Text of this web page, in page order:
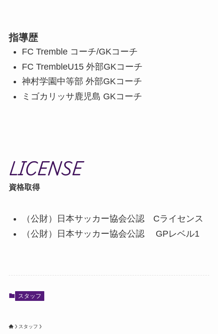
指導歴
FC Tremble コーチ/GKコーチ
FC TrembleU15 外部GKコーチ
神村学園中等部 外部GKコーチ
ミゴカリッサ鹿児島 GKコーチ
LICENSE
資格取得
（公財）日本サッカー協会公認 Cライセンス
（公財）日本サッカー協会公認 GPレベル1
スタッフ
スタッフ